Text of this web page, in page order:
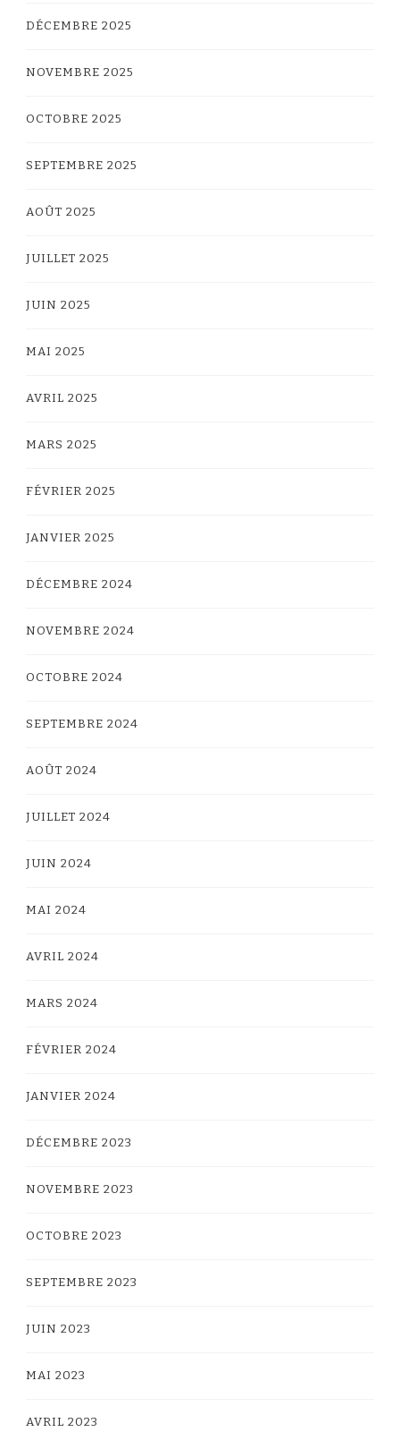
DÉCEMBRE 2025
NOVEMBRE 2025
OCTOBRE 2025
SEPTEMBRE 2025
AOÛT 2025
JUILLET 2025
JUIN 2025
MAI 2025
AVRIL 2025
MARS 2025
FÉVRIER 2025
JANVIER 2025
DÉCEMBRE 2024
NOVEMBRE 2024
OCTOBRE 2024
SEPTEMBRE 2024
AOÛT 2024
JUILLET 2024
JUIN 2024
MAI 2024
AVRIL 2024
MARS 2024
FÉVRIER 2024
JANVIER 2024
DÉCEMBRE 2023
NOVEMBRE 2023
OCTOBRE 2023
SEPTEMBRE 2023
JUIN 2023
MAI 2023
AVRIL 2023